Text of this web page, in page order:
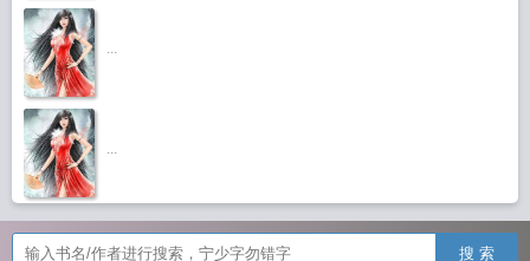
...
...
搜 索